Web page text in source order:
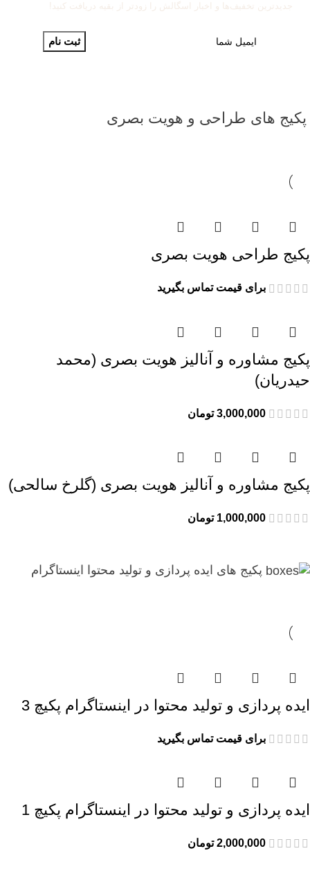
جدیدترین تخفیف‌ها و اخبار اسگالش را زودتر از بقیه دریافت کنید!
پکیج های طراحی و هویت بصری
پکیج طراحی هویت بصری
برای قیمت تماس بگیرید
پکیج مشاوره و آنالیز هویت بصری (محمد
حیدریان)
3,000,000 تومان
پکیج مشاوره و آنالیز هویت بصری (گلرخ سالحی)
1,000,000 تومان
پکیج های ایده پردازی و تولید محتوا اینستاگرام
ایده پردازی و تولید محتوا در اینستاگرام پکیچ 3
برای قیمت تماس بگیرید
ایده پردازی و تولید محتوا در اینستاگرام پکیچ 1
2,000,000 تومان